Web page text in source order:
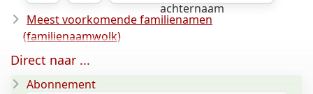
achternaam
Meest voorkomende familienamen
(familienaamwolk)
Direct naar ...
Abonnement